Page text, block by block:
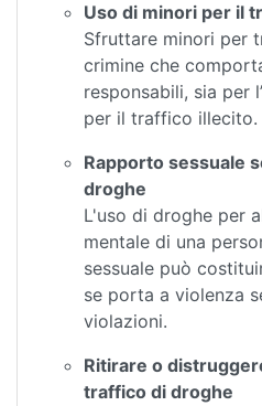
Uso di minori per il
Sfruttare minori per
crimine che
responsabili, sia per
per il traffico illecito.
Rapporto sessuale
droghe
L'uso di droghe per
mentale di una
sessuale può
se porta a violenza
violazioni.
Ritirare o
traffico di droghe